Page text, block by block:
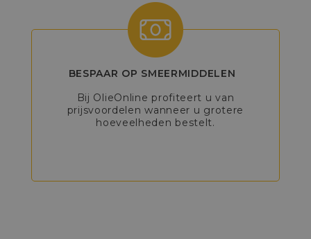
BESPAAR OP SMEERMIDDELEN
Bij OlieOnline profiteert u van
prijsvoordelen wanneer u grotere
hoeveelheden bestelt.